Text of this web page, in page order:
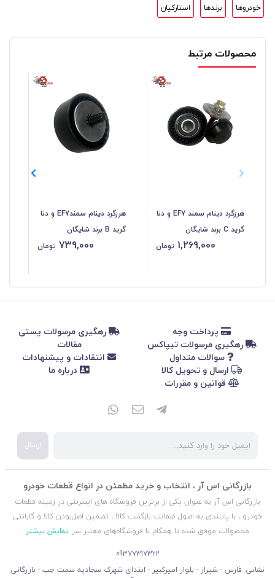
خودروها
برندها استارکیان
محصولات مرتبط
هرزگرد دینام سمند EF7 و دنا
گرید C برند شایگان
1,269,000 تومان
هرزگرد دینام سمندEF7 و دنا
گرید B برند شایگان
739,000 تومان
پرداخت وجه
رهگیری مرسولات پستی
رهگیری مرسولات تیپاکس
مقالات
سوالات متداول
انتقادات و پیشنهادات
ارسال و تحویل کالا
درباره ما
قوانین و مقررات
ارسال
بازرگانی اس آر ، انتخاب و خرید مطمئن در انواع قطعات خودرو
بازرگانی اس آر به عنوان یکی از برترین فروشگاه های اینترنتی در زمینه قطعات
خودرو ، با پایبندی به اصول ضمانت بازگشت کالا ، تضمین اصل‌بودن کالا و گارانتی
محصولات موفق شده تا همگام با فروشگاه‌های معتبر سر نمایش بیشتر
09377317322
نشانی: فارس - شیراز - بلوار امیرکبیر - ابتدای شهرک سجادیه سمت چپ - بازرگانی